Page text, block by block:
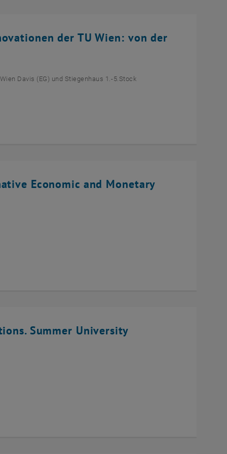
der TU Wien: von der
Davis (EG) und Stiegenhaus 1.-5.Stock
Economic and Monetary
Summer University